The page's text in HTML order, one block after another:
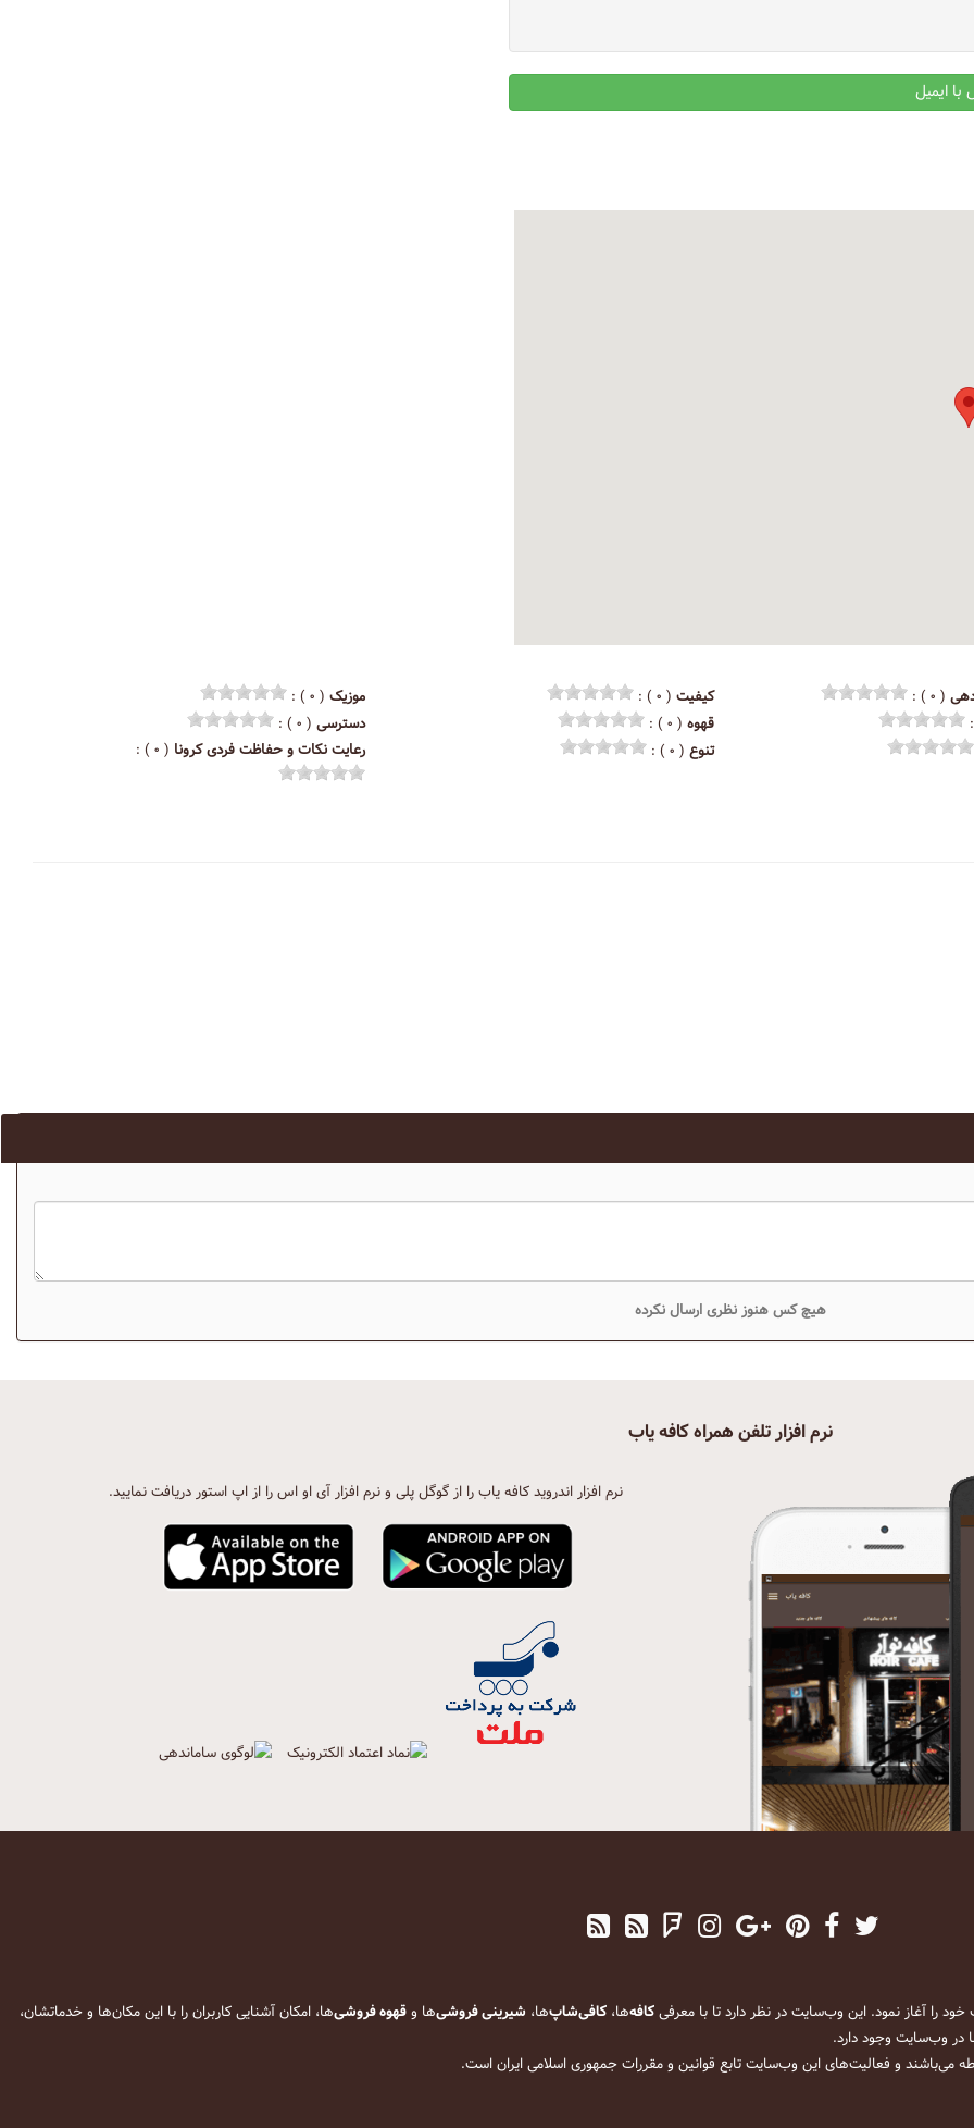
( ۰ ) : کیفیت ( ۰ ) : موزیک ( ۰ ) :
قهوه ( ۰ ) : دسترسی ( ۰ ) :
تنوع ( ۰ ) : رعایت نکات و حفاظت فردی کرونا ( ۰ ) :
هیچ کس هنوز نظری ارسال نکرده
نرم افزار تلفن همراه کافه یاب
نرم افزار اندروید کافه یاب را از گوگل پلی و نرم افزار آی او اس را از اپ استور دریافت نمایید.
کافه‌ها، کافی‌شاپ‌ها، شیرینی فروشی‌ها وقهوه فروشی‌ها، امکان آشنایی کاربران را با این مکان‌ها و خدماتشان،
در وب‌سایت وجود دارد.
می‌باشند و فعالیت‌های این وب‌سایت تابع قوانین و مقررات جمهوری اسلامی ایران است.